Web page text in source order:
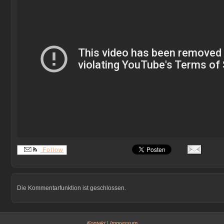
Follow
Die Kommentarfunktion ist geschlossen.